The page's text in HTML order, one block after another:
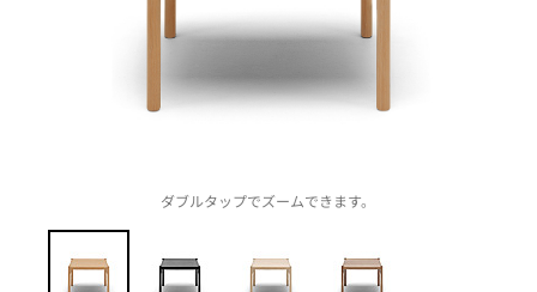
ダブルタップでズームできます。